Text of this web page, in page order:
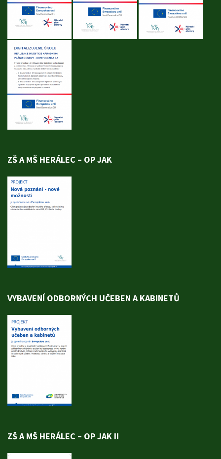
ZŠ A MŠ HERÁLEC – OP JAK
VYBAVENÍ ODBORNÝCH UČEBEN A KABINETŮ
ZŠ A MŠ HERÁLEC – OP JAK II